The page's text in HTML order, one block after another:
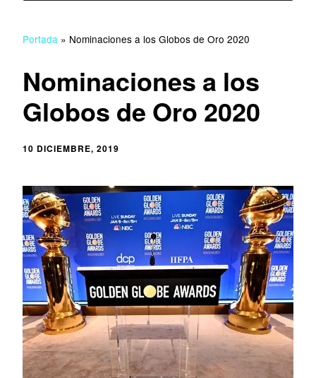
Portada » Nominaciones a los Globos de Oro 2020
Nominaciones a los
Globos de Oro 2020
10 DICIEMBRE, 2019